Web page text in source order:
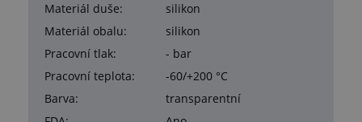
Materiál duše:
silikon
Materiál obalu:
silikon
Pracovní tlak:
- bar
Pracovní teplota:
-60/+200 °C
Barva:
transparentní